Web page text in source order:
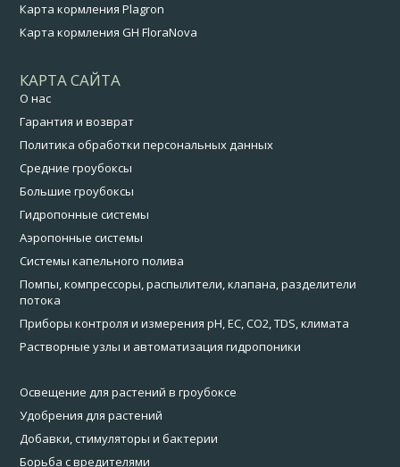
Карта кормления Plagron
Карта кормления GH FloraNova
КАРТА САЙТА
О нас
Гарантия и возврат
Политика обработки персональных данных
Средние гроубоксы
Большие гроубоксы
Гидропонные системы
Аэропонные системы
Системы капельного полива
Помпы, компрессоры, распылители, клапана, разделители
потока
Приборы контроля и измерения pH, EC, CO2, TDS, климата
Растворные узлы и автоматизация гидропоники
Освещение для растений в гроубоксе
Удобрения для растений
Добавки, стимуляторы и бактерии
Борьба с вредителями